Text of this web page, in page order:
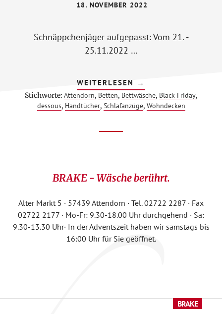
18. NOVEMBER 2022
Schnäppchenjäger aufgepasst: Vom 21. -
25.11.2022 …
WEITERLESEN ÜBERBLACK
FRIDAY
WEEK
21.
–
→
Stichworte: Attendorn, Betten, Bettwäsche, Black Friday,
dessous, Handtücher, Schlafanzüge, Wohndecken
BRAKE - Wäsche berührt.
Alter Markt 5 · 57439 Attendorn · Tel. 02722 2287 · Fax
02722 2177 · Mo-Fr: 9.30-18.00 Uhr durchgehend · Sa:
9.30-13.30 Uhr· In der Adventszeit haben wir samstags bis
16:00 Uhr für Sie geöffnet.